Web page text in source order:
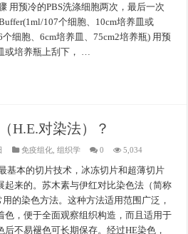
用预冷的PBS洗涤细胞两次，最后一次
107个细胞、10cm培养皿或
细胞、6cm培养皿、75cm2培养瓶) 用预
或培养瓶上刮下， …
H.E.对染法）？
免疫组化 ,组织学 0 5,034
基本的切片技术，冰冻切片和超薄切片
起来的。苏木素与伊红对比染色法（简称
的染色方法。这种方法适用范围广泛，
色，便于全面观察组织构造，而且适用于
不易褪色可长期保存。经过HE染色，